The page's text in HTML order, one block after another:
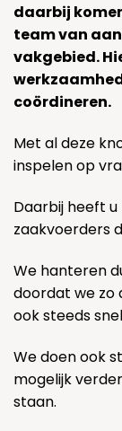
daarbij
team van
vakgebied.
coördineren.
Met al deze
inspelen op
Daarbij heeft
zaakvoerders
We hanteren
doordat we zo
ook steeds
We doen ook
mogelijk
staan.